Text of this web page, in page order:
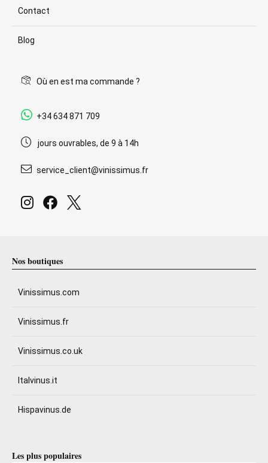
Contact
Blog
Où en est ma commande ?
+34 634 871 709
jours ouvrables, de 9 à 14h
service_client@vinissimus.fr
Nos boutiques
Vinissimus.com
Vinissimus.fr
Vinissimus.co.uk
Italvinus.it
Hispavinus.de
Les plus populaires